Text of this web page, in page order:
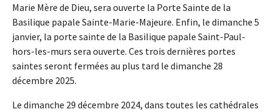
Marie Mère de Dieu, sera ouverte la Porte Sainte de la
Basilique papale Sainte-Marie-Majeure. Enfin, le dimanche 5
janvier, la porte sainte de la Basilique papale Saint-Paul-
hors-les-murs sera ouverte. Ces trois dernières portes
saintes seront fermées au plus tard le dimanche 28
décembre 2025.
Le dimanche 29 décembre 2024, dans toutes les cathédrales